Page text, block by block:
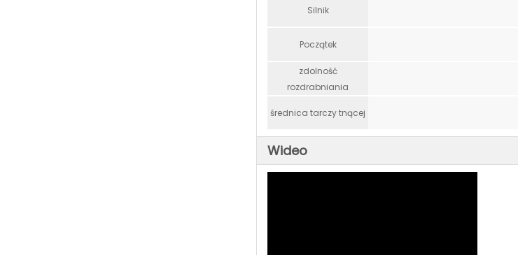
Silnik
Początek
zdolność
rozdrabniania
średnica tarczy tnącej
Wideo